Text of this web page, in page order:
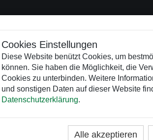
Cookies Einstellungen
Diese Website benützt Cookies, um
können. Sie haben die Möglichkeit, die
Cookies zu unterbinden. Weitere
und sonstigen Daten auf dieser Website
Datenschutzerklärung.
Alle akzeptieren
EVENTELEKTRIK KUNSTSTOFFVERTEILER
HOME KATEGORIEN
ZUBEHÖR (GFK LEER)